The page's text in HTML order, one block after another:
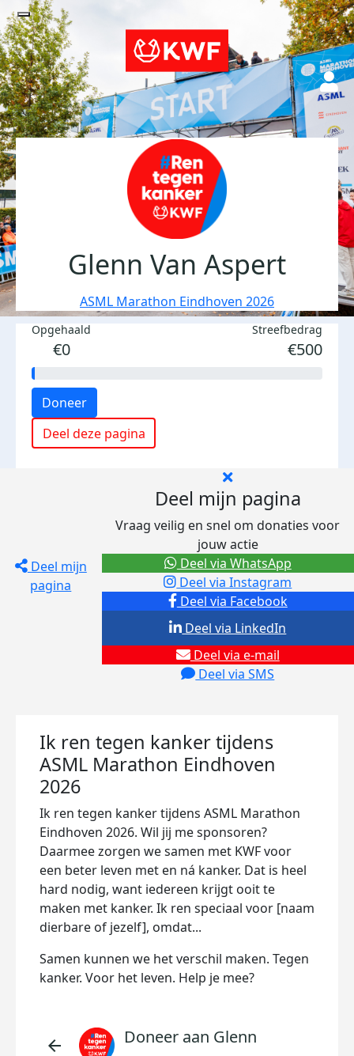
Glenn Van Aspert
ASML Marathon Eindhoven 2026
Opgehaald
€0
Streefbedrag
€500
Doneer
Deel deze pagina
Deel mijn
pagina
Deel mijn pagina
Vraag veilig en snel om donaties voor
jouw actie
Deel via Facebook
Deel via Instagram
Deel via e-mail
Deel via SMS
Deel via LinkedIn
Deel via WhatsApp
Ik ren tegen kanker tijdens
ASML Marathon Eindhoven
2026
Ik ren tegen kanker tijdens ASML Marathon
Eindhoven 2026. Wil jij me sponsoren?
Daarmee zorgen we samen met KWF voor
een beter leven met en ná kanker. Dat is heel
hard nodig, want iedereen krijgt ooit te
maken met kanker. Ik ren speciaal voor [naam
dierbare of jezelf], omdat...
Samen kunnen we het verschil maken. Tegen
kanker. Voor het leven. Help je mee?
arrow_back Doneer aan Glenn